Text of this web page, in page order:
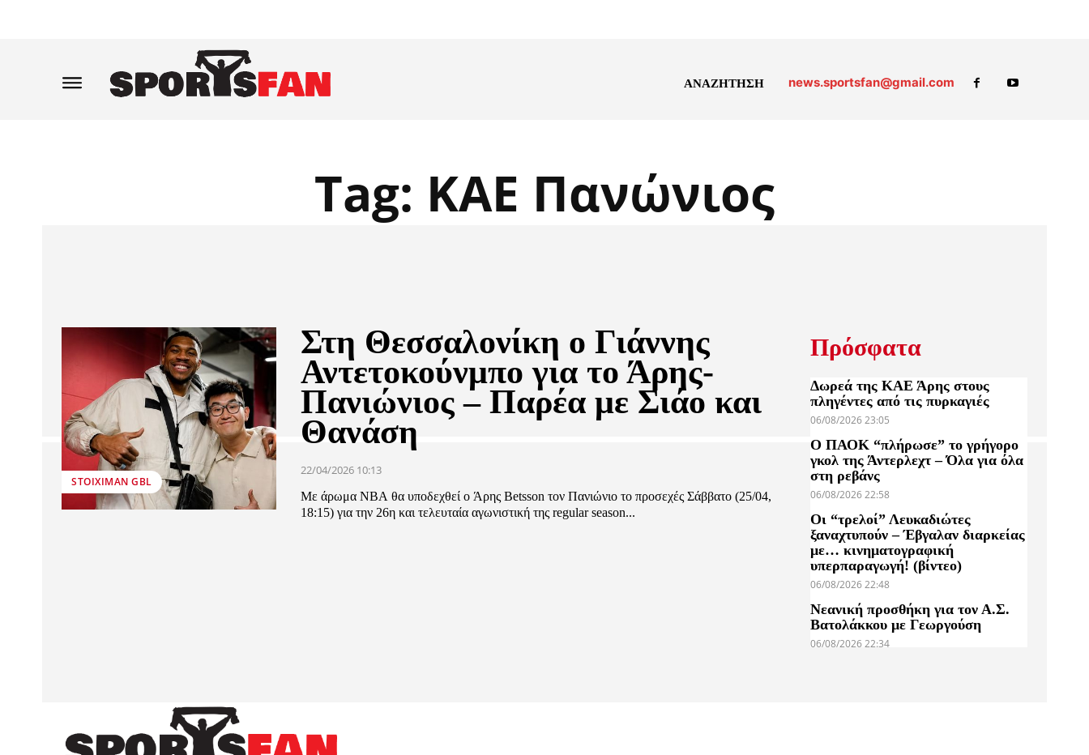
ΑΝΑΖΗΤΗΣΗ news.sportsfan@gmail.com
Tag: ΚΑΕ Πανώνιος
STOIXIMAN GBL
Στη Θεσσαλονίκη ο Γιάννης
Αντετοκούνμπο για το Άρης-
Πανιώνιος – Παρέα με Σιάο και
Θανάση
22/04/2026 10:13
Με άρωμα NBA θα υποδεχθεί ο Άρης Betsson τον Πανιώνιο το προσεχές Σάββατο (25/04,
18:15) για την 26η και τελευταία αγωνιστική της regular season...
Πρόσφατα
Δωρεά της ΚΑΕ Άρης στους
πληγέντες από τις πυρκαγιές
06/08/2026 23:05
Ο ΠΑΟΚ “πλήρωσε” το γρήγορο
γκολ της Άντερλεχτ – Όλα για όλα
στη ρεβάνς
06/08/2026 22:58
Οι “τρελοί” Λευκαδιώτες
ξαναχτυπούν – Έβγαλαν διαρκείας
με… κινηματογραφική
υπερπαραγωγή! (βίντεο)
06/08/2026 22:48
Νεανική προσθήκη για τον Α.Σ.
Βατολάκκου με Γεωργούση
06/08/2026 22:34